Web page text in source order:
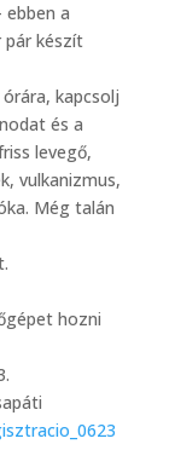
a
pár készít
kapcsolj
és a
levegő,
vulkanizmus,
Még talán
hozni